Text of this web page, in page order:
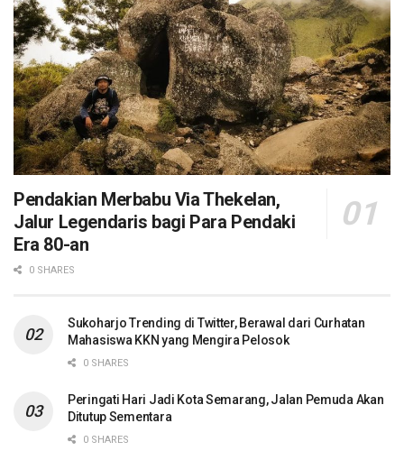
Pendakian Merbabu Via Thekelan,
Jalur Legendaris bagi Para Pendaki
Era 80-an
0 SHARES
Sukoharjo Trending di Twitter, Berawal dari Curhatan
Mahasiswa KKN yang Mengira Pelosok
0 SHARES
Peringati Hari Jadi Kota Semarang, Jalan Pemuda Akan
Ditutup Sementara
0 SHARES